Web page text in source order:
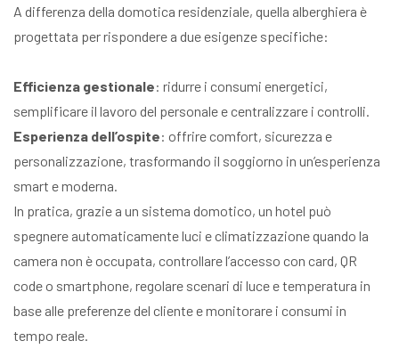
A differenza della domotica residenziale, quella alberghiera è
progettata per rispondere a due esigenze specifiche:
Efficienza gestionale: ridurre i consumi energetici,
semplificare il lavoro del personale e centralizzare i controlli.
Esperienza dell’ospite: offrire comfort, sicurezza e
personalizzazione, trasformando il soggiorno in un’esperienza
smart e moderna.
In pratica, grazie a un sistema domotico, un hotel può
spegnere automaticamente luci e climatizzazione quando la
camera non è occupata, controllare l’accesso con card, QR
code o smartphone, regolare scenari di luce e temperatura in
base alle preferenze del cliente e monitorare i consumi in
tempo reale.